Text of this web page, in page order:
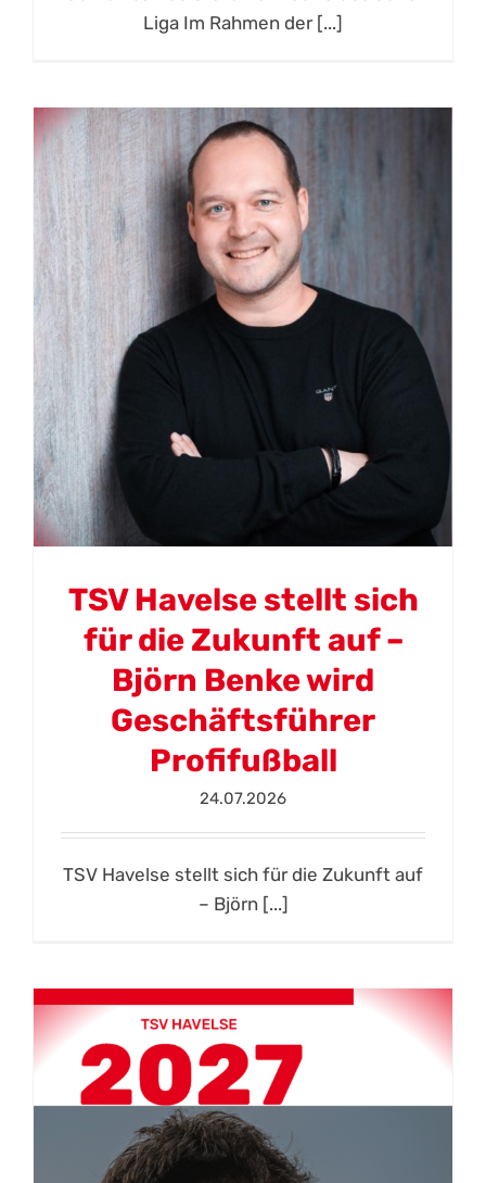
Liga Im Rahmen der [...]
TSV Havelse stellt sich
für die Zukunft auf –
Björn Benke wird
Geschäftsführer
Profifußball
24.07.2026
TSV Havelse stellt sich für die Zukunft auf
– Björn [...]